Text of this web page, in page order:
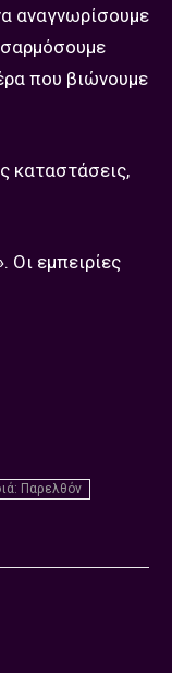
αναγνωρίσουμε
που βιώνουμε
καταστάσεις,
Οι εμπειρίες
Παρελθόν